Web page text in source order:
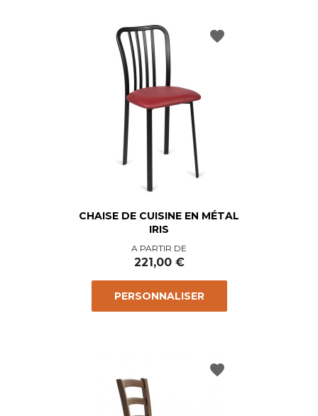
CHAISE DE CUISINE EN MÉTAL
IRIS
Prix
A PARTIR DE
221,00 €
PERSONNALISER
favorite
favorite